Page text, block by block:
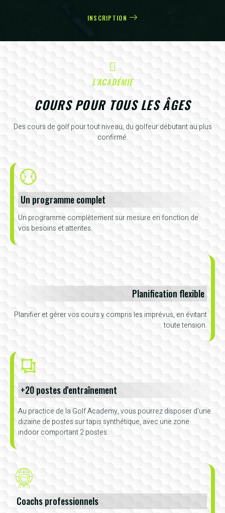
INSCRIPTION
L'ACADÉMIE
COURS POUR TOUS LES ÂGES
Des cours de golf pour tout niveau, du golfeur débutant au plus
confirmé.
Un programme complet
Un programme complètement sur mesure en fonction de
vos besoins et attentes.
Planification flexible
Planifier et gérer vos cours y compris les imprévus, en évitant
toute tension.
+20 postes d'entraînement
Au practice de la Golf Academy, vous pourrez disposer d’une
dizaine de postes sur tapis synthétique, avec une zone
indoor comportant 2 postes.
Coachs professionnels